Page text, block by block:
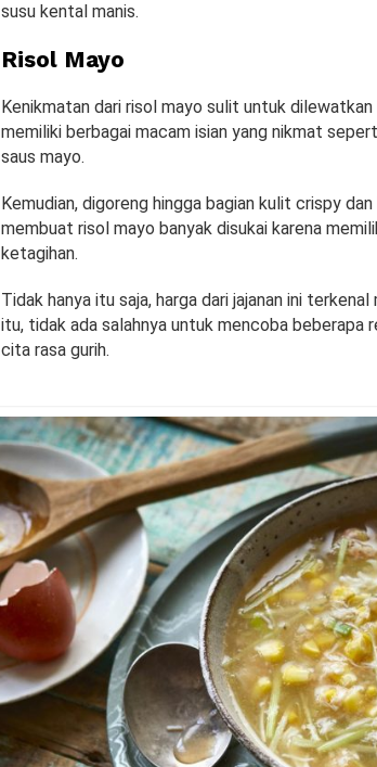
susu kental manis.
Risol Mayo
Kenikmatan dari risol mayo sulit untuk dilewatkan
memiliki berbagai macam isian yang nikmat
saus mayo.
Kemudian, digoreng hingga bagian kulit crispy
membuat risol mayo banyak disukai karena
ketagihan.
Tidak hanya itu saja, harga dari jajanan ini
itu, tidak ada salahnya untuk mencoba beberapa
cita rasa gurih.